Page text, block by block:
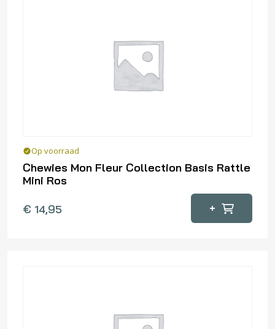
Op voorraad
Chewies Mon Fleur Collection Basis Rattle
Mini Ros
€ 14,95 +